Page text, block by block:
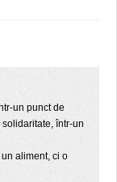
un punct de
într-un
aliment, ci o